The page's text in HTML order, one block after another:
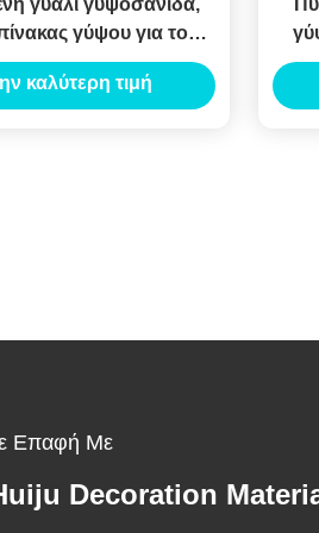
γυαλί γυψοσανίδα,
γύψου για το
σύστημα
καλύτερη τιμή
Επαφή Με
Decoration